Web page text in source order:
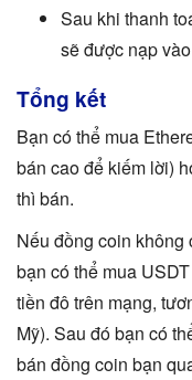
Sau khi thanh
sẽ được nạp vào
Tổng kết
Bạn có thể mua
bán cao để kiếm lời)
thì bán.
Nếu đồng coin không
bạn có thể mua
tiền đô trên mạng,
Mỹ). Sau đó bạn có
bán đồng coin bạn